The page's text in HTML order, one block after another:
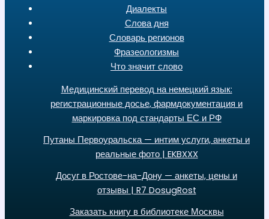
Диалекты
Слова дня
Словарь регионов
Фразеологизмы
Что значит слово
Медицинский перевод на немецкий язык:
регистрационные досье, фармдокументация и
маркировка под стандарты ЕС и РФ
Путаны Первоуральска — интим услуги, анкеты и
реальные фото | EKBXXX
Досуг в Ростове-на-Дону — анкеты, цены и
отзывы | R7 DosugRost
Заказать книгу в библиотеке Москвы